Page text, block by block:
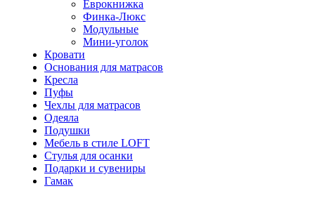
Еврокнижка
Финка-Люкс
Модульные
Мини-уголок
Кровати
Основания для матрасов
Кресла
Пуфы
Чехлы для матрасов
Одеяла
Подушки
Мебель в стиле LOFT
Стулья для осанки
Подарки и сувениры
Гамак